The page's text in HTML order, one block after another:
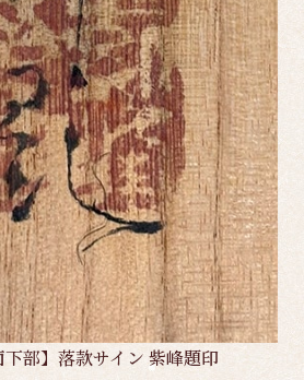
部】落款サイン 紫峰題印